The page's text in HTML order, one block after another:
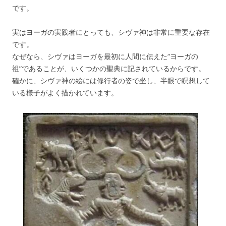
です。
実はヨーガの実践者にとっても、シヴァ神は非常に重要な存在
です。
なぜなら、シヴァはヨーガを最初に人間に伝えた“ヨーガの
祖”であることが、いくつかの聖典に記されているからです。
確かに、シヴァ神の絵には修行者の姿で坐し、半眼で瞑想して
いる様子がよく描かれています。